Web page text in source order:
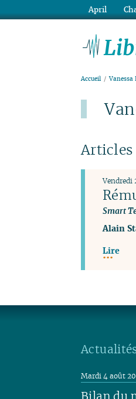
Accueil Vanessa
Smart
Vendredi
Alain
Lire
Mardi 4 août
April